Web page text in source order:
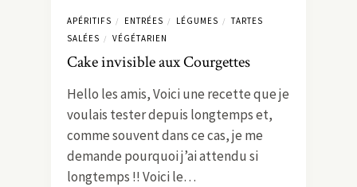
APÉRITIFS / ENTRÉES / LÉGUMES /
TARTES
SALÉES / VÉGÉTARIEN
Cake invisible aux Courgettes
Hello les amis, Voici une recette que je
voulais tester depuis longtemps et,
comme souvent dans ce cas, je me
demande pourquoi j’ai attendu si
longtemps !! Voici le…